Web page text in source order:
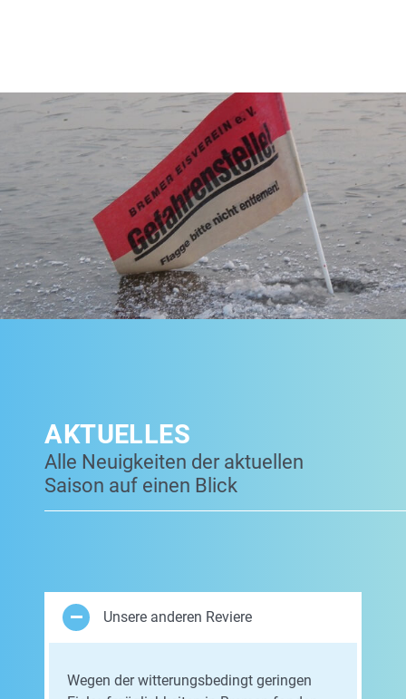
AKTUELLES
Alle Neuigkeiten der aktuellen
Saison auf einen Blick
Unsere anderen Reviere
Wegen der witterungsbedingt geringen